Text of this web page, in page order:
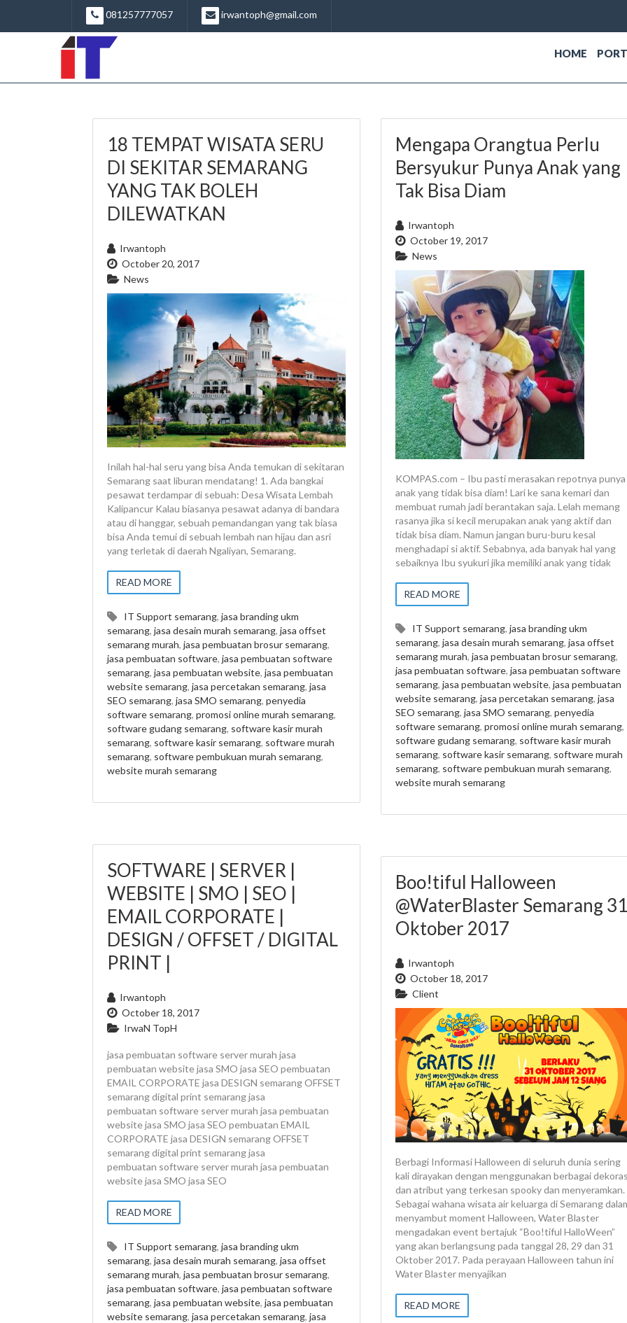
081257777057 irwantoph@gmail.com
HOME
18 TEMPAT WISATA SERU
DI SEKITAR SEMARANG
YANG TAK BOLEH
DILEWATKAN
Irwantoph
October 20, 2017
News
Inilah hal-hal seru yang bisa Anda temukan di sekitaran
Semarang saat liburan mendatang! 1. Ada bangkai
pesawat terdampar di sebuah: Desa Wisata Lembah
Kalipancur Kalau biasanya pesawat adanya di bandara
atau di hanggar, sebuah pemandangan yang tak biasa
bisa Anda temui di sebuah lembah nan hijau dan asri
yang terletak di daerah Ngaliyan, Semarang.
READ MORE
IT Support semarang, jasa branding ukm
semarang, jasa desain murah semarang, jasa offset
semarang murah, jasa pembuatan brosur semarang,
jasa pembuatan software, jasa pembuatan software
semarang, jasa pembuatan website, jasa pembuatan
website semarang, jasa percetakan semarang, jasa
SEO semarang, jasa SMO semarang, penyedia
software semarang, promosi online murah semarang,
software gudang semarang, software kasir murah
semarang, software kasir semarang, software murah
semarang, software pembukuan murah semarang,
website murah semarang
Mengapa Orangtua Perlu
Bersyukur Punya Anak yang
Tak Bisa Diam
Irwantoph
October 19, 2017
News
KOMPAS.com – Ibu pasti merasakan repotnya punya
anak yang tidak bisa diam! Lari ke sana kemari dan
membuat rumah jadi berantakan saja. Lelah memang
rasanya jika si kecil merupakan anak yang aktif dan
tidak bisa diam. Namun jangan buru-buru kesal
menghadapi si aktif. Sebabnya, ada banyak hal yang
sebaiknya Ibu syukuri jika memiliki anak yang tidak
READ MORE
IT Support semarang, jasa branding ukm
semarang, jasa desain murah semarang, jasa offset
semarang murah, jasa pembuatan brosur semarang,
jasa pembuatan software, jasa pembuatan software
semarang, jasa pembuatan website, jasa pembuatan
website semarang, jasa percetakan semarang, jasa
SEO semarang, jasa SMO semarang, penyedia
software semarang, promosi online murah semarang,
software gudang semarang, software kasir murah
semarang, software kasir semarang, software murah
semarang, software pembukuan murah semarang,
website murah semarang
SOFTWARE | SERVER |
WEBSITE | SMO | SEO |
EMAIL CORPORATE |
DESIGN / OFFSET / DIGITAL
PRINT |
Irwantoph
October 18, 2017
IrwaN TopH
jasa pembuatan software server murah jasa
pembuatan website jasa SMO jasa SEO pembuatan
EMAIL CORPORATE jasa DESIGN semarang OFFSET
semarang digital print semarang jasa
pembuatan software server murah jasa pembuatan
website jasa SMO jasa SEO pembuatan EMAIL
CORPORATE jasa DESIGN semarang OFFSET
semarang digital print semarang jasa
pembuatan software server murah jasa pembuatan
website jasa SMO jasa SEO
READ MORE
IT Support semarang, jasa branding ukm
semarang, jasa desain murah semarang, jasa offset
semarang murah, jasa pembuatan brosur semarang,
jasa pembuatan software, jasa pembuatan software
semarang, jasa pembuatan website, jasa pembuatan
website semarang, jasa percetakan semarang, jasa
Boo!tiful Halloween
@WaterBlaster Semarang 31
Oktober 2017
Irwantoph
October 18, 2017
Client
Berbagi Informasi Halloween di seluruh dunia sering
kali dirayakan dengan menggunakan berbagai
dan atribut yang terkesan spooky dan menyeramkan.
Sebagai wahana wisata air keluarga di Semarang
menyambut moment Halloween, Water Blaster
mengadakan event bertajuk “Boo!tiful HalloWeen”
yang akan berlangsung pada tanggal 28, 29 dan 31
Oktober 2017. Pada perayaan Halloween tahun ini
Water Blaster menyajikan
READ MORE